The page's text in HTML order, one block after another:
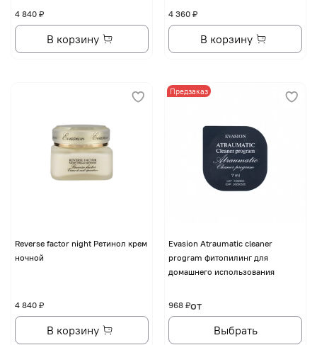
4 840 ₽
В корзину
4 360 ₽
В корзину
Reverse factor night Ретинол крем
ночной
4 840 ₽
В корзину
Предзаказ
Evasion Atraumatic cleaner
program фитопилинг для
домашнего использования
от
968 ₽
Выбрать